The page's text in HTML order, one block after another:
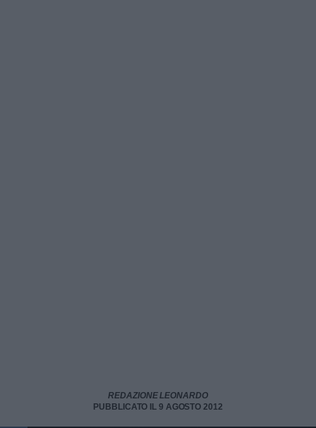
REDAZIONE LEONARDO
PUBBLICATO IL 9 AGOSTO 2012